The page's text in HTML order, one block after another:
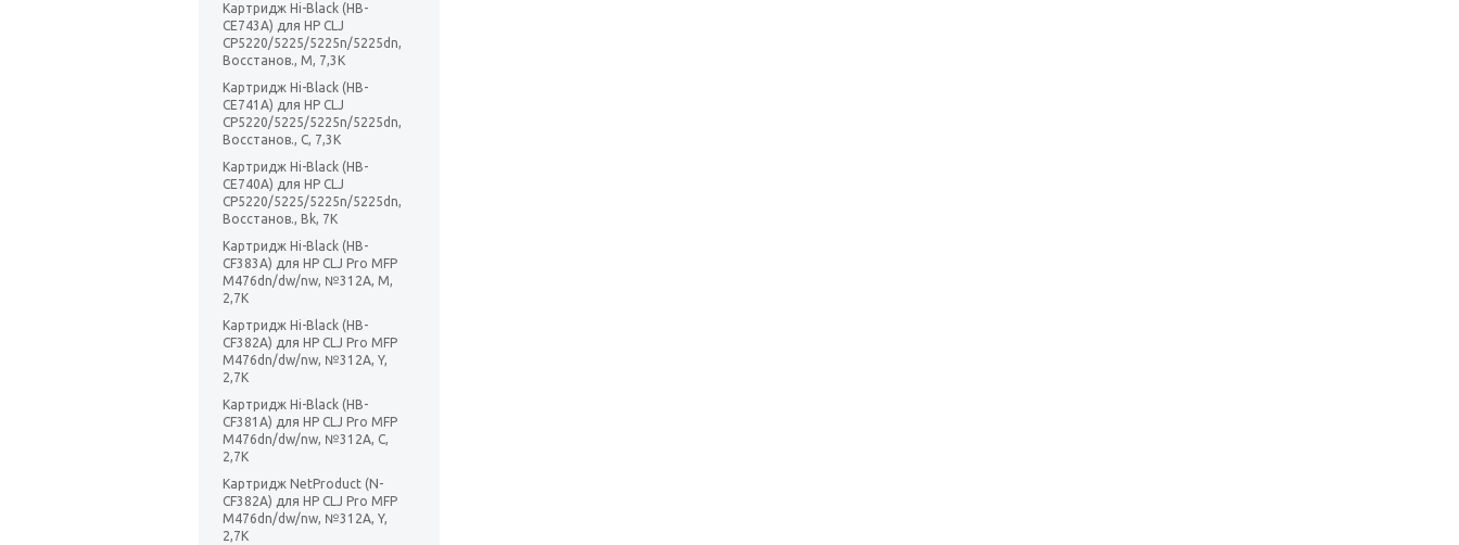
Картридж Hi-Black (HB-
CE743A) для HP CLJ
CP5220/5225/5225n/5225dn,
Восстанов., M, 7,3K
Картридж Hi-Black (HB-
CE741A) для HP CLJ
CP5220/5225/5225n/5225dn,
Восстанов., C, 7,3K
Картридж Hi-Black (HB-
CE740A) для HP CLJ
CP5220/5225/5225n/5225dn,
Восстанов., Bk, 7K
Картридж Hi-Black (HB-
CF383A) для HP CLJ Pro MFP
M476dn/dw/nw, №312A, M,
2,7K
Картридж Hi-Black (HB-
CF382A) для HP CLJ Pro MFP
M476dn/dw/nw, №312A, Y,
2,7K
Картридж Hi-Black (HB-
CF381A) для HP CLJ Pro MFP
M476dn/dw/nw, №312A, C,
2,7K
Картридж NetProduct (N-
CF382A) для HP CLJ Pro MFP
M476dn/dw/nw, №312A, Y,
2,7K